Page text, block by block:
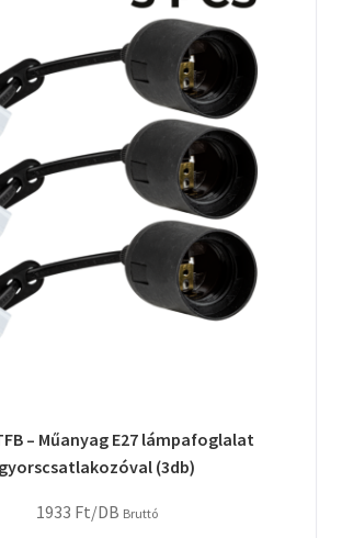
– Műanyag E27 lámpafoglalat
gyorscsatlakozóval (3db)
1933 Ft/DB Bruttó